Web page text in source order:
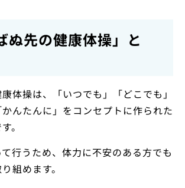
ぬ先の健康体操」と
体操は、「いつでも」「どこでも」
かんたんに」をコンセプトに作られた
。
行うため、体力に不安のある方でも
組めます。